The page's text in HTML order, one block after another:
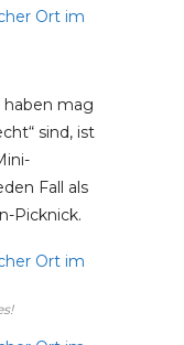
haben mag
sind, ist
Fall als
Picknick.